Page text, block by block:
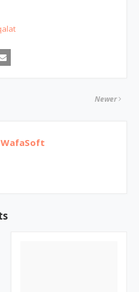
Newer
WafaSoft